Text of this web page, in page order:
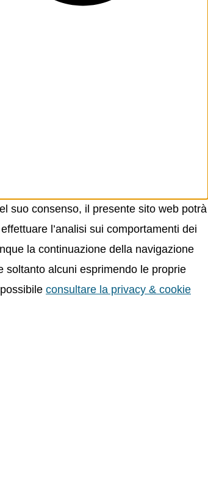
suo consenso, il presente sito web potrà
l’analisi sui comportamenti dei
la continuazione della navigazione
soltanto alcuni esprimendo le proprie
consultare la privacy & cookie